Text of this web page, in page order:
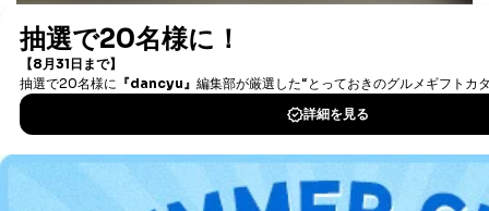
5
人情報
め
パートナー（提携
企業）からの委託
により当社の
等をご利用の方の
個人情報
購入商品配送のため
提携企業及びお客様がご購入され
た商品の発売元企業からのｅメー
ル等による商品、
サービス、キャンペーン等の広告
に関するご案内のため
当社のサービス利用状況の把握お
よびその分析のため
書籍）が無料で読み放題！
DOWNLOAD FOR IOS
DOWNLOAD FOR ANDROID